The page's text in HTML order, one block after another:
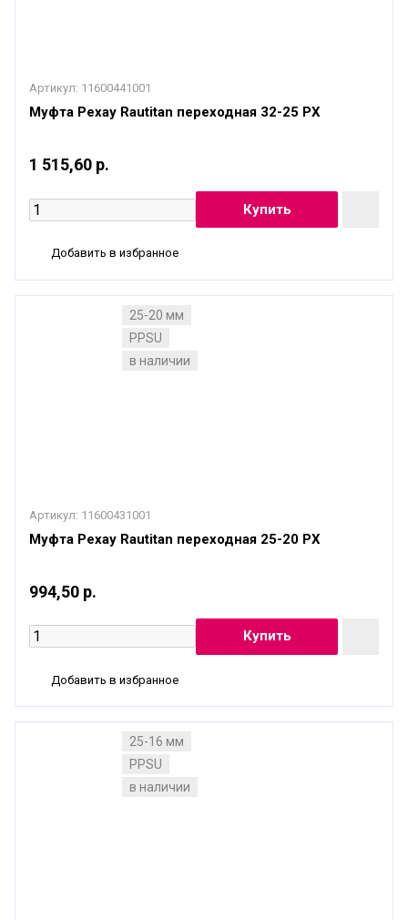
Артикул: 11600441001
Муфта Рехау Rautitan переходная 32-25 PX
1 515,60 р.
Добавить в избранное
25-20 мм
PPSU
в наличии
Артикул: 11600431001
Муфта Рехау Rautitan переходная 25-20 PX
994,50 р.
Добавить в избранное
25-16 мм
PPSU
в наличии